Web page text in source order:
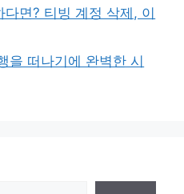
면? 티빙 계정 삭제, 이
을 떠나기에 완벽한 시